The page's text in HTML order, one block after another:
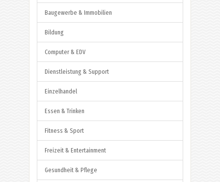
Baugewerbe & Immobilien
Bildung
Computer & EDV
Dienstleistung & Support
Einzelhandel
Essen & Trinken
Fitness & Sport
Freizeit & Entertainment
Gesundheit & Pflege